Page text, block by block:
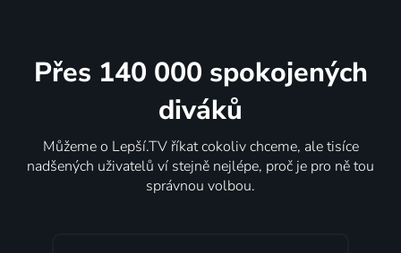
Přes 140 000 spokojených
diváků
Můžeme o Lepší.TV říkat cokoliv chceme, ale tisíce
nadšených uživatelů ví stejně nejlépe, proč je pro ně tou
správnou volbou.